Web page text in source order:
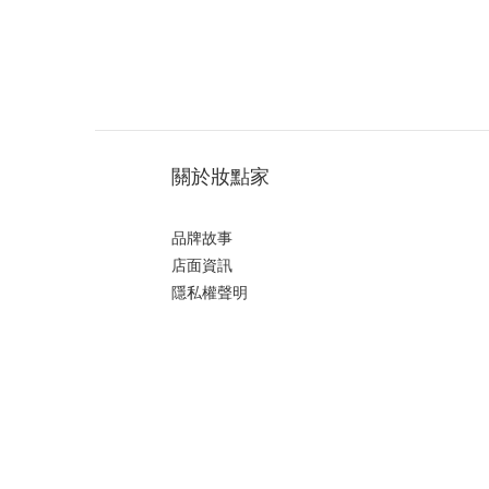
關於妝點家
品牌故事
店面資訊
隱私權聲明